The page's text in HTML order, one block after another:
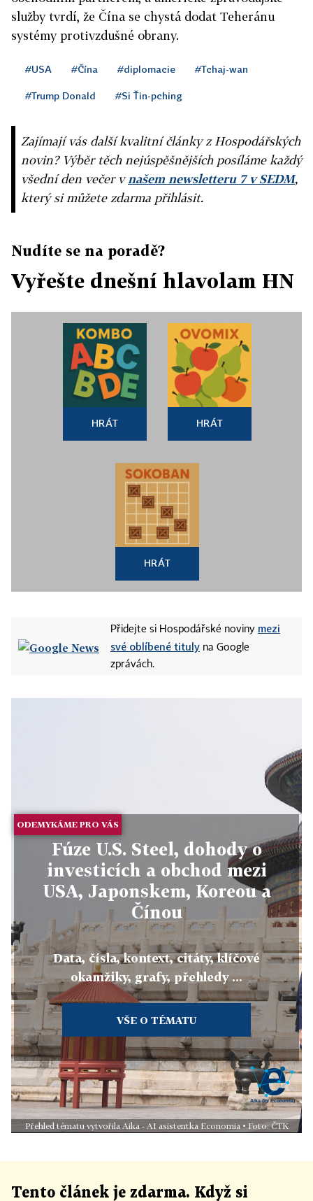
služby tvrdí, že Čína se chystá dodat Teheránu
systémy protivzdušné obrany.
#USA #Čína #diplomacie #Tchaj-wan
#Trump Donald #Si Ťin-pching
Zajímají vás další kvalitní články z Hospodářských
novin? Výběr těch nejúspěšnějších posíláme každý
všední den večer vnašem newsletteru 7 v SEDM,
který si můžete zdarma přihlásit.
Nudíte se na poradě?
Vyřešte dnešní hlavolam HN
HRÁT HRÁT
HRÁT
Přidejte si Hospodářské noviny mezi
své oblíbené tituly na Google
zprávách.
ODEMYKÁME PRO VÁS
Fúze U.S. Steel, dohody o
investicích a obchod mezi
USA, Japonskem, Koreou a
Čínou
Data, čísla, kontext, citáty, klíčové
okamžiky, grafy, přehledy ...
VŠE O TÉMATU
Přehled tématu vytvořila Aika - AI asistentka Economia • Foto: ČTK
Tento článek je zdarma. Když si